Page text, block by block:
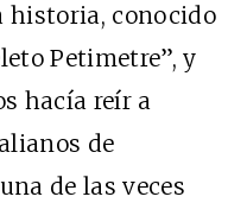
historia, conocido
Petimetre”, y
hacía reír a
de
de las veces